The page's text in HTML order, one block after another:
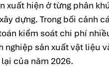
xuất hiện ở từng phân
dựng. Trong bối cảnh
kiểm soát chi phí
sản xuất vật liệu
của năm 2026.